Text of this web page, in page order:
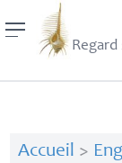
Regard
Accueil >